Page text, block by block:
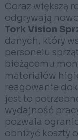
Coraz większą
odgrywają
Tork Vision
danych, który
personelu
bieżącemu
materiałów
reagowanie
jest to
wydajność
pozwala
obniżyć koszty